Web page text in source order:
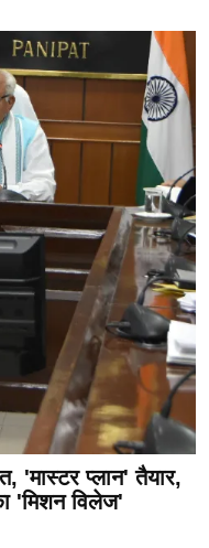
'मास्टर प्लान' तैयार,
'मिशन विलेज'